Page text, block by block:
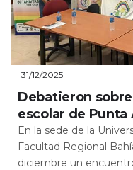
31/12/2025
Debatieron
escolar de Punta
En la sede de la
Facultad Regional
diciembre un